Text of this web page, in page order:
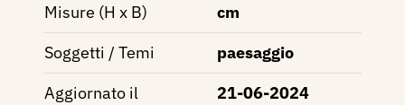
Misure (H x B)
cm
Soggetti / Temi
paesaggio
Aggiornato il
21-06-2024